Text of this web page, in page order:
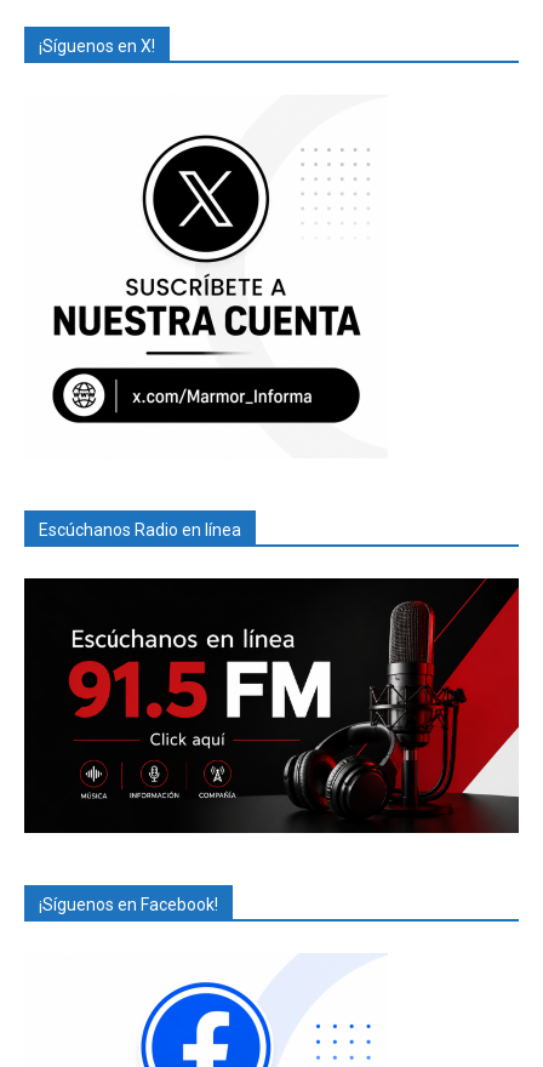
¡Síguenos en X!
Escúchanos Radio en línea
¡Síguenos en Facebook!